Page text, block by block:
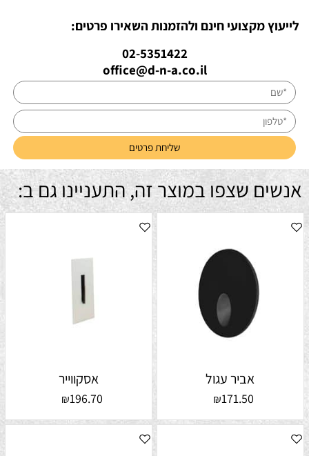
לייעוץ מקצועי חינם ולהזמנות השאירו פרטים:
02-5351422
office@d-n-a.co.il
אנשים שצפו במוצר זה, התעניינו גם ב:
אביר עגול
₪171.50
אסקווייר
₪196.70